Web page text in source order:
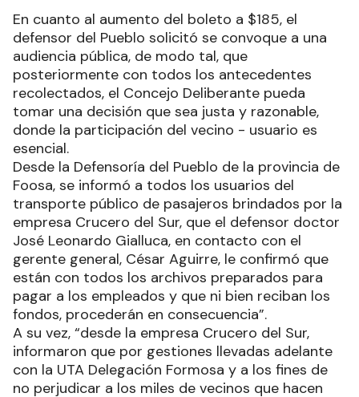
En cuanto al aumento del boleto a $185, el
defensor del Pueblo solicitó se convoque a una
audiencia pública, de modo tal, que
posteriormente con todos los antecedentes
recolectados, el Concejo Deliberante pueda
tomar una decisión que sea justa y razonable,
donde la participación del vecino - usuario es
esencial.
Desde la Defensoría del Pueblo de la provincia de
Foosa, se informó a todos los usuarios del
transporte público de pasajeros brindados por la
empresa Crucero del Sur, que el defensor doctor
José Leonardo Gialluca, en contacto con el
gerente general, César Aguirre, le confirmó que
están con todos los archivos preparados para
pagar a los empleados y que ni bien reciban los
fondos, procederán en consecuencia”.
A su vez, “desde la empresa Crucero del Sur,
informaron que por gestiones llevadas adelante
con la UTA Delegación Formosa y a los fines de
no perjudicar a los miles de vecinos que hacen